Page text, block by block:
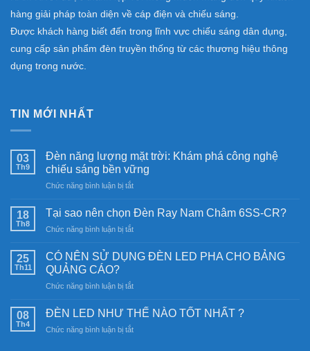
hàng giải pháp toàn diện về cáp điện và chiếu sáng.
Được khách hàng biết đến trong lĩnh vực chiếu sáng dân dụng,
cung cấp sản phẩm đèn truyền thống từ các thương hiệu thông
dụng trong nước.
TIN MỚI NHẤT
03
Th9
Đèn năng lượng mặt trời: Khám phá công nghệ
chiếu sáng bền vững
Chức năng bình luận bị tắtở
năng
mặt
Khám
nghệ
sáng
bền
18
Th8
Tại sao nên chọn Đèn Ray Nam Châm 6SS-CR?
Chức năng bình luận bị tắtở
sao
Đèn
Nam
6SS-
25
Th11
CÓ NÊN SỬ DỤNG ĐÈN LED PHA CHO BẢNG
QUẢNG CÁO?
Chức năng bình luận bị tắtở
NÊN
DỤNG
08
Th4
ĐÈN LED NHƯ THẾ NÀO TỐT NHẤT ?
Chức năng bình luận bị tắtở